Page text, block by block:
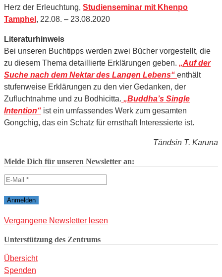
Herz der Erleuchtung, Studienseminar mit Khenpo
Tamphel , 22.08. – 23.08.2020
Literaturhinweis
Bei unseren Buchtipps werden zwei Bücher vorgestellt, die
zu diesem Thema detaillierte Erklärungen geben. „Auf der
Suche nach dem Nektar des Langen Lebens“ enthält
stufenweise Erklärungen zu den vier Gedanken, der
Zufluchtnahme und zu Bodhicitta. „Buddha’s Single
Intention“ ist ein umfassendes Werk zum gesamten
Gongchig, das ein Schatz für ernsthaft Interessierte ist.
Tändsin T. Karuna
Melde Dich für unseren Newsletter an:
Vergangene Newsletter lesen
Unterstützung des Zentrums
Übersicht
Spenden